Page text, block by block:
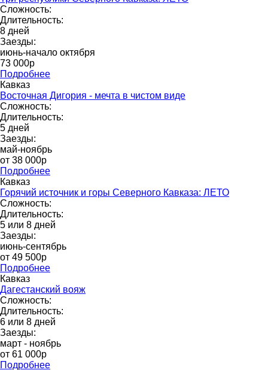
Сложность:
Длительность:
8 дней
Заезды:
июнь-начало октября
73 000p
Подробнее
Кавказ
Восточная Дигория - мечта в чистом виде
Сложность:
Длительность:
5 дней
Заезды:
май-ноябрь
от 38 000p
Подробнее
Кавказ
Горячий источник и горы Северного Кавказа: ЛЕТО
Сложность:
Длительность:
5 или 8 дней
Заезды:
июнь-сентябрь
от 49 500p
Подробнее
Кавказ
Дагестанский вояж
Сложность:
Длительность:
6 или 8 дней
Заезды:
март - ноябрь
от 61 000p
Подробнее